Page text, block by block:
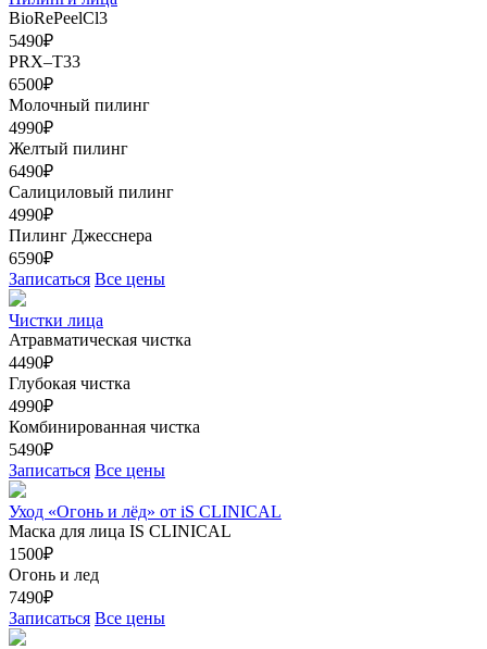
BioRePeelCl3
5490₽
PRX–T33
6500₽
Молочный пилинг
4990₽
Желтый пилинг
6490₽
Салициловый пилинг
4990₽
Пилинг Джесснера
6590₽
Записаться Все цены
Чистки лица
Атравматическая чистка
4490₽
Глубокая чистка
4990₽
Комбинированная чистка
5490₽
Записаться Все цены
Уход «Огонь и лёд» от iS CLINICAL
Маска для лица IS CLINICAL
1500₽
Огонь и лед
7490₽
Записаться Все цены